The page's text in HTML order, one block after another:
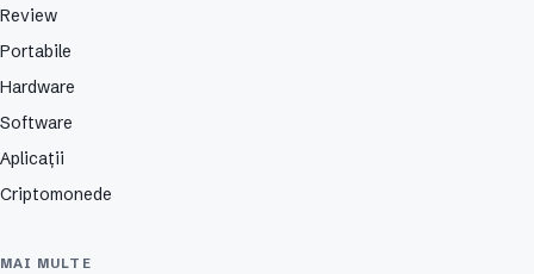
Review
Portabile
Hardware
Software
Aplicații
Criptomonede
MAI MULTE